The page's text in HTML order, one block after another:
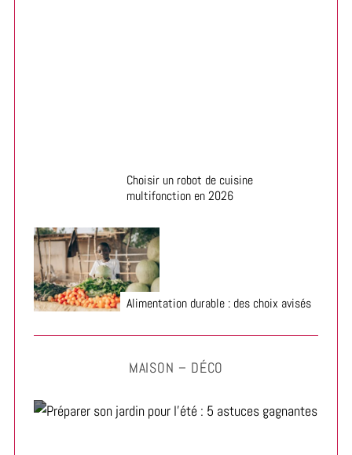
Choisir un robot de cuisine
multifonction en 2026
Alimentation durable : des choix avisés
MAISON – DÉCO